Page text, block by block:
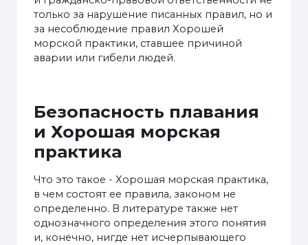
только за нарушение писанных правил, но и
за несоблюдение правил Хорошей
морской практики, ставшее причиной
аварии или гибели людей.
Безопасность плавания
и Хорошая морская
практика
Что это такое - Хорошая морская практика,
в чем состоят ее правила, законом не
определенно. В литературе также нет
однозначного определения этого понятия
и, конечно, нигде нет исчерпывающего